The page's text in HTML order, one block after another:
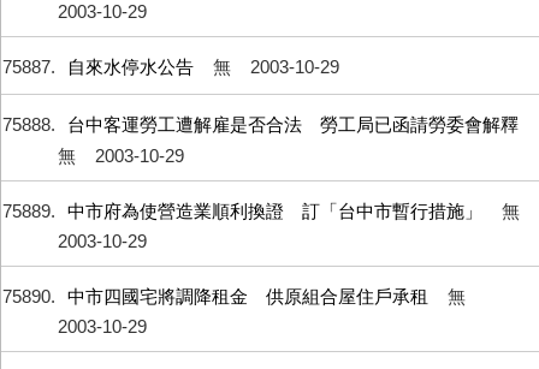
2003-10-29
75887 自來水停水公告 無 2003-10-29
75888
台中客運勞工遭解雇是否合法 勞工局已函請勞委會解釋
無
2003-10-29
75889 中市府為使營造業順利換證 訂「台中市暫行措施」
無
2003-10-29
75890 中市四國宅將調降租金 供原組合屋住戶承租
無
2003-10-29